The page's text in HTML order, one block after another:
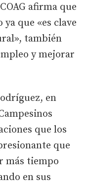
afirma que
que «es clave
también
y mejorar
en
que los
que
más tiempo
en sus